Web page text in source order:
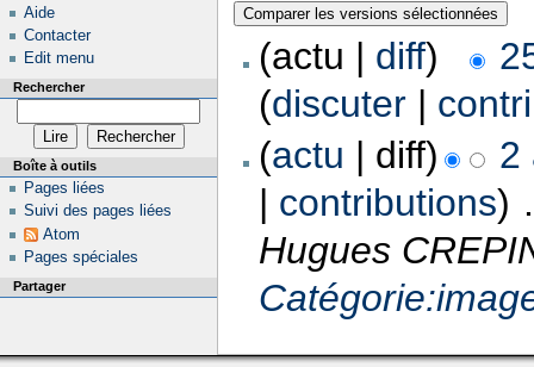
(actu | diff)
(discuter|
(actu | diff)
2
| contributions)
Hugues
Aide
Contacter
Edit menu
Rechercher
Boîte à outils
Pages liées
Suivi des pages liées
Atom
Pages spéciales
Partager